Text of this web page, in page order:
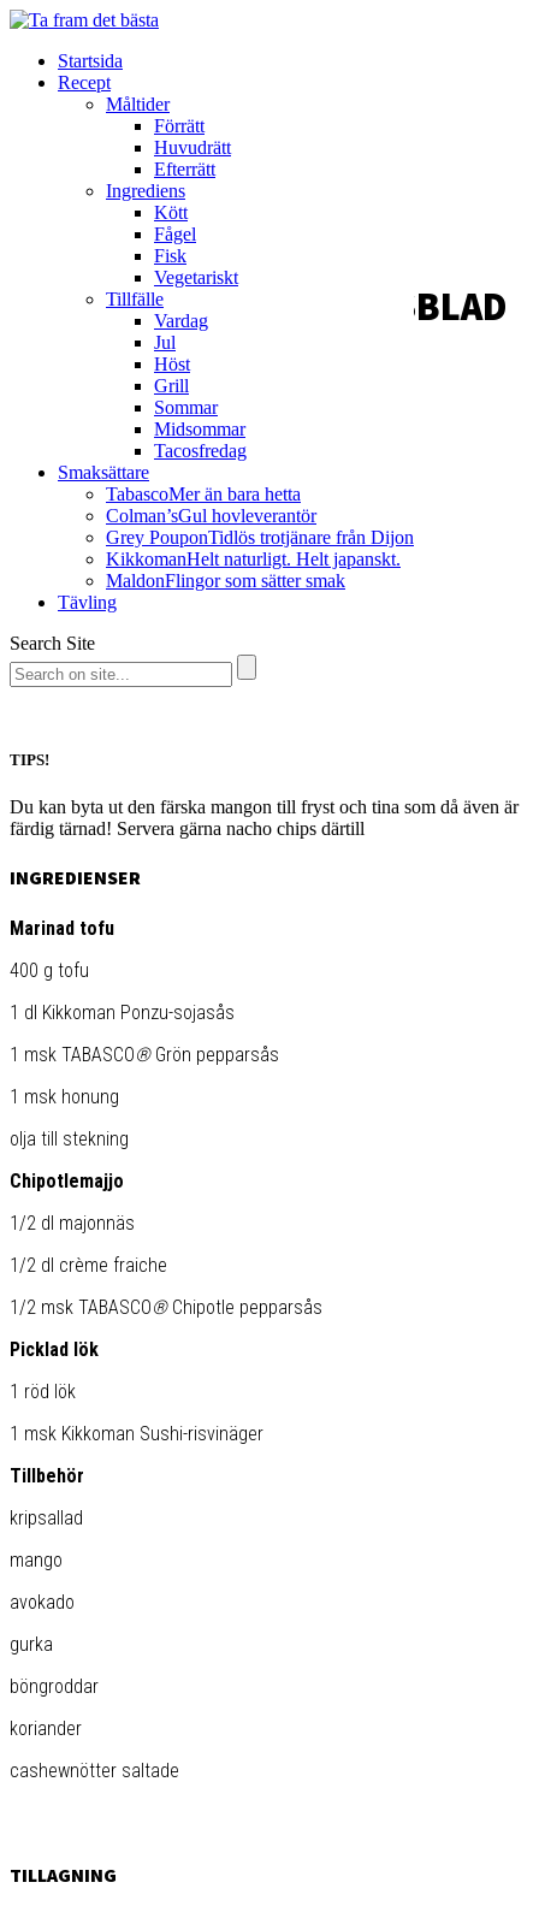
Startsida
Recept
Måltider
Förrätt
Huvudrätt
Efterrätt
Ingrediens
Kött
Fågel
Fisk
Vegetariskt
Tillfälle
Vardag
Jul
Höst
Grill
Sommar
Midsommar
Tacosfredag
Smaksättare
TabascoMer än bara hetta
Colman’sGul hovleverantör
Grey PouponTidlös trotjänare från Dijon
KikkomanHelt naturligt. Helt japanskt.
MaldonFlingor som sätter smak
Tävling
Search Site
Kycklingchili med nachos
TOFUTACOS I SALLADSBLAD
Tid: 45 min, 4 portioner
TIPS!
Du kan byta ut den färska mangon till fryst och tina som då även är
färdig tärnad! Servera gärna nacho chips därtill
INGREDIENSER
Marinad tofu
400 g tofu
1 dl Kikkoman Ponzu-sojasås
1 msk TABASCO® Grön pepparsås
1 msk honung
olja till stekning
Chipotlemajjo
1/2 dl majonnäs
1/2 dl crème fraiche
1/2 msk TABASCO® Chipotle pepparsås
Picklad lök
1 röd lök
1 msk Kikkoman Sushi-risvinäger
Tillbehör
kripsallad
mango
avokado
gurka
böngroddar
koriander
cashewnötter saltade
TILLAGNING